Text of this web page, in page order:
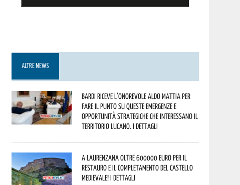
ALTRE NEWS
Bardi riceve l’onorevole Aldo Mattia per
fare il punto su queste emergenze e
opportunità strategiche che interessano il
territorio lucano. I dettagli
A Laurenzana oltre 600000 euro per il
restauro e il completamento del Castello
Medievale! I dettagli